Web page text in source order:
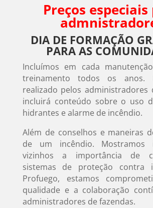
Preços especiais
DIA DE FORMAÇÃO
PARA AS
Incluímos em cada
treinamento todos os anos.
realizado pelos administradores
incluirá conteúdo sobre o uso
hidrantes e alarme de incêndio.
Além de conselhos e maneiras
de um incêndio.
vizinhos a importância de
sistemas de proteção contra
Profuego, estamos
qualidade e a colaboração
administradores de fazendas.